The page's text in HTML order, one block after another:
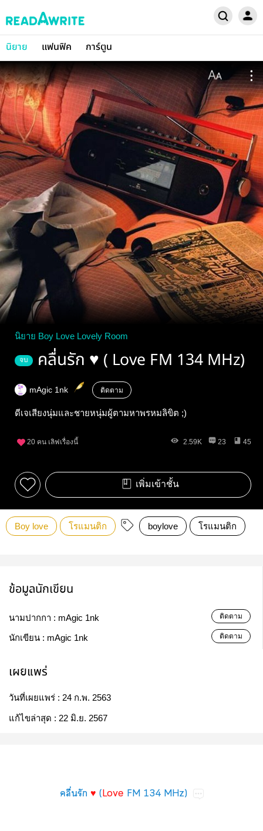
นิยาย แฟนฟิค การ์ตูน
นิยาย Boy Love Lovely Room
จบ คลื่นรัก ♥ ( Love FM 134 MHz)
mAgic 1nk ติดตาม
ดีเจเสียงนุ่มและชายหนุ่มผู้ตามหาพรหมลิขิต ;)
20 คน เลิฟเรื่องนี้ 2.59K 23 45
เพิ่มเข้าชั้น
Boy love โรแมนติก boylove โรแมนติก
ข้อมูลนักเขียน
นามปากกา : mAgic 1nk ติดตาม
นักเขียน : mAgic 1nk ติดตาม
เผยแพร่
วันที่เผยแพร่ : 24 ก.พ. 2563
แก้ไขล่าสุด : 22 มิ.ย. 2567
คลื่นรัก ♥ (Love FM 134 MHz)